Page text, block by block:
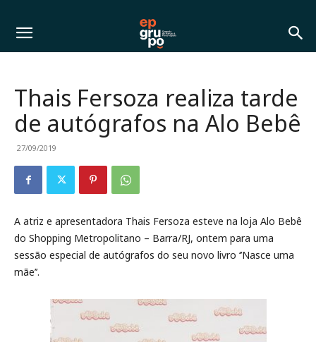
Thais Fersoza realiza tarde
de autógrafos na Alo Bebê
27/09/2019
A atriz e apresentadora Thais Fersoza esteve na loja Alo Bebê
do Shopping Metropolitano – Barra/RJ, ontem para uma
sessão especial de autógrafos do seu novo livro ‘’Nasce uma
mãe’’.